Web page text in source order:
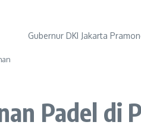
Gubernur DKI Jakarta
Padel di